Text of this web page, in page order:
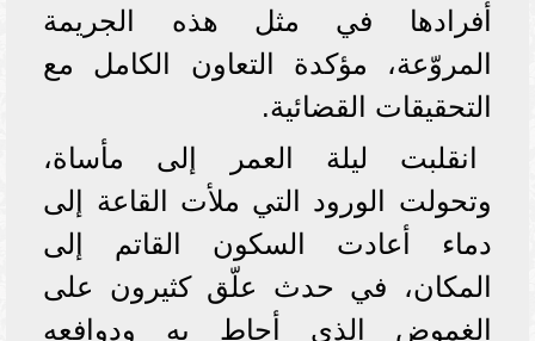
أفرادها في مثل هذه الجريمة
المروّعة، مؤكدة التعاون الكامل مع
التحقيقات القضائية.
انقلبت ليلة العمر إلى مأساة،
وتحولت الورود التي ملأت القاعة إلى
دماء أعادت السكون القاتم إلى
المكان، في حدث علّق كثيرون على
الغموض الذي أحاط به ودوافعه